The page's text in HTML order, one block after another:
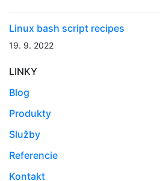
Linux bash script recipes
19. 9. 2022
LINKY
Blog
Produkty
Služby
Referencie
Kontakt